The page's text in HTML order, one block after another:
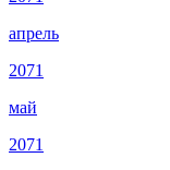
апрель
2071
май
2071